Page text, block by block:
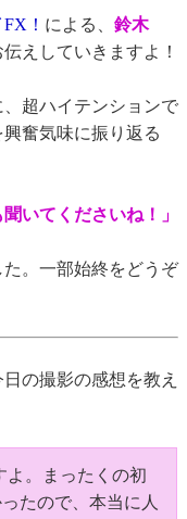
！ による、 鈴木
えしていきますよ！
超ハイテンションで
興奮気味に振り返る
いてくださいね！」
。一部始終をどうぞ
の撮影の感想を教え
よ。まったくの初
たので、本当に人